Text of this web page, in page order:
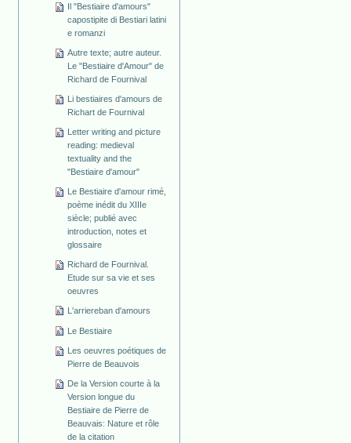
Il "Bestiaire d'amours"
capostipite di Bestiari latini
e romanzi
Autre texte; autre auteur.
Le "Bestiaire d'Amour" de
Richard de Fournival
Li bestiaires d'amours de
Richart de Fournival
Letter writing and picture
reading: medieval
textuality and the
"Bestiaire d'amour"
Le Bestiaire d'amour rimé,
poème inédit du XIIIe
siècle; publié avec
introduction, notes et
glossaire
Richard de Fournival.
Etude sur sa vie et ses
oeuvres
L'arriereban d'amours
Le Bestiaire
Les oeuvres poétiques de
Pierre de Beauvois
De la Version courte à la
Version longue du
Bestiaire de Pierre de
Beauvais: Nature et rôle
de la citation